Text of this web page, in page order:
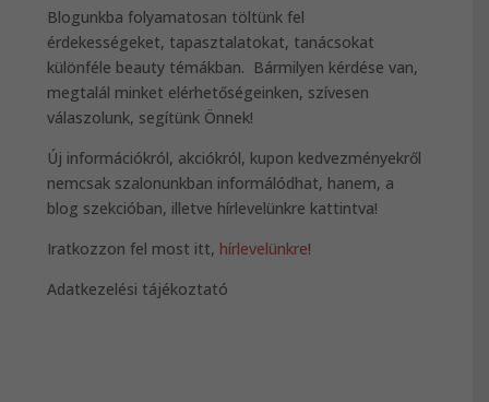
Blogunkba folyamatosan töltünk fel
érdekességeket, tapasztalatokat, tanácsokat
különféle beauty témákban. Bármilyen kérdése van,
megtalál minket elérhetőségeinken, szívesen
válaszolunk, segítünk Önnek!
Új információkról, akciókról, kupon kedvezményekről
nemcsak szalonunkban informálódhat, hanem, a
blog szekcióban, illetve hírlevelünkre kattintva!
Iratkozzon fel most itt, hírlevelünkre!
Adatkezelési tájékoztató